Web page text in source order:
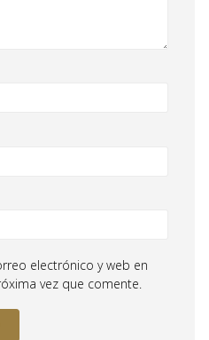
electrónico y web en
vez que comente.